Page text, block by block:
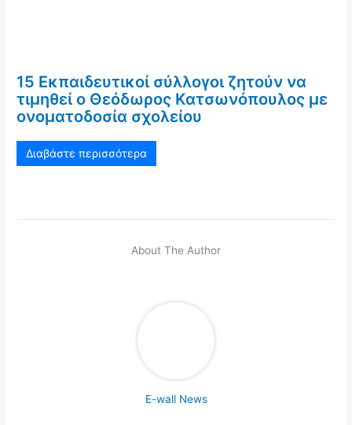
15 Εκπαιδευτικοί σύλλογοι ζητούν να
τιμηθεί ο Θεόδωρος Κατσωνόπουλος με
ονοματοδοσία σχολείου
Διαβάστε περισσότερα
About The Author
E-wall News